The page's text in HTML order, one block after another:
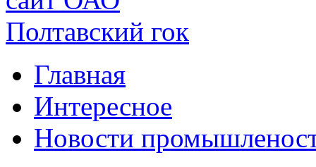
Главная
Интересное
Новости